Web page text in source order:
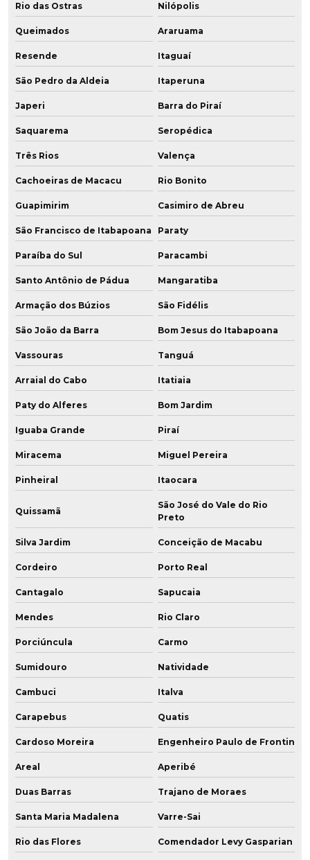
Rio das Ostras Nilópolis
Queimados Araruama
Resende Itaguaí
São Pedro da Aldeia Itaperuna
Japeri Barra do Piraí
Saquarema Seropédica
Três Rios Valença
Cachoeiras de Macacu Rio Bonito
Guapimirim Casimiro de Abreu
São Francisco de Itabapoana Paraty
Paraíba do Sul Paracambi
Santo Antônio de Pádua Mangaratiba
Armação dos Búzios São Fidélis
São João da Barra Bom Jesus do Itabapoana
Vassouras Tanguá
Arraial do Cabo Itatiaia
Paty do Alferes Bom Jardim
Iguaba Grande Piraí
Miracema Miguel Pereira
Pinheiral Itaocara
Quissamã
São José do Vale do Rio
Preto
Silva Jardim Conceição de Macabu
Cordeiro Porto Real
Cantagalo Sapucaia
Mendes Rio Claro
Porciúncula Carmo
Sumidouro Natividade
Cambuci Italva
Carapebus Quatis
Cardoso Moreira Engenheiro Paulo de Frontin
Areal Aperibé
Duas Barras Trajano de Moraes
Santa Maria Madalena Varre-Sai
Rio das Flores Comendador Levy Gasparian